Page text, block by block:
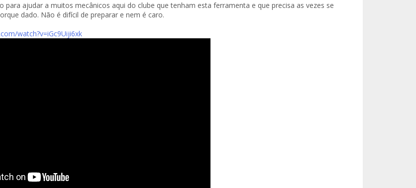
para ajudar a muitos mecânicos aqui do clube que tenham esta ferramenta e que precisa as vezes se
dado. Não é difícil de preparar e nem é caro.
watch?v=iGc9Uiji6xk